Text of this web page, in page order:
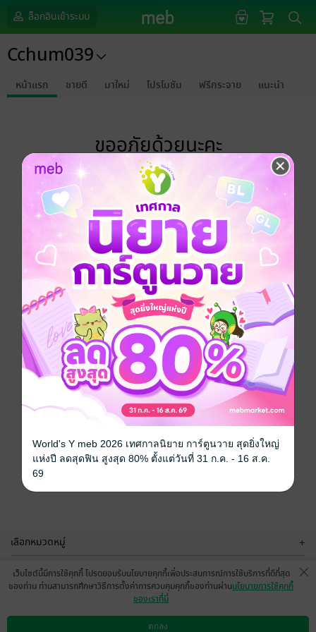
ล็อกอินเข้าระบบ
Cchum039
หน้าแรก ขายดี มาใหม่ โปรโมชัน ฟรีกระจาย แนะนำ
ขออภัยด้วยนะคะ
ไม่พบข้อมูลในหัวข้อที่คุณกำลังชมค่ะ
เลือกหมวดหมู่ +
บริการช่วยเหลือ +
เว็บไซต์นี้มีการใช้คุกกี้ โปรดยอมรับนโยบายคุกกี้เพื่อประสบการณ์การใช้บริการที่ดีที่สุด
ของท่าน ท่านสามารถศึกษาวิธีการตั้งค่าการควบคุมคุกกี้ของท่านผ่านนโยบายการใช้คุกกี้
ของเราที่นี่
ตกลง
World's Y meb 2026 เทศกาลนิยาย การ์ตูนวาย สุดยิ่งใหญ่
แห่งปี ลดสุดฟิน สูงสุด 80% ตั้งแต่วันที่ 31 ก.ค. - 16 ส.ค.
69